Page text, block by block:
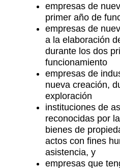
empresas de
primer año de
empresas de
a la elaboración
durante los dos
funcionamiento
empresas de
nueva creación,
exploración
instituciones de
reconocidas por
bienes de
actos con fines
asistencia, y
empresas que